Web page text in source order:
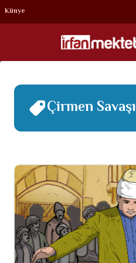
Künye
Çirmen Savaşı